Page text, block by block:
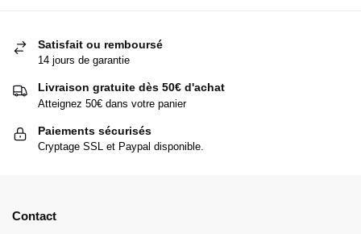
Satisfait ou remboursé
14 jours de garantie
Livraison gratuite dès 50€ d'achat
Atteignez 50€ dans votre panier
Paiements sécurisés
Cryptage SSL et Paypal disponible.
Contact